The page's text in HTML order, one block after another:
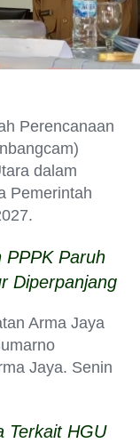
Perencanaan
dalam
Pemerintah
PPPK Paruh
Diperpanjang
Arma Jaya
Jaya. Senin
Terkait HGU